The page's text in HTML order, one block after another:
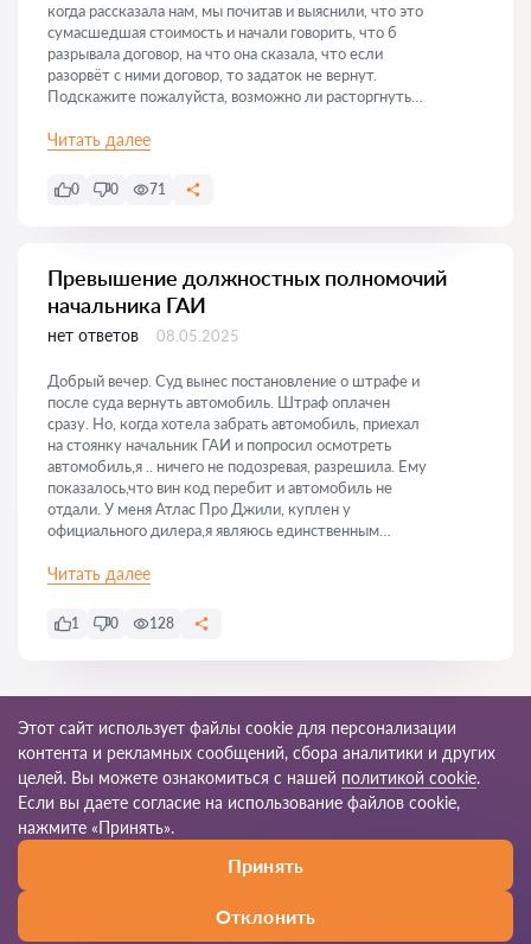
когда рассказала нам, мы почитав и выяснили, что это
сумасшедшая стоимость и начали говорить, что б
разрывала договор, на что она сказала, что если
разорвёт с ними договор, то задаток не вернут.
Подскажите пожалуйста, возможно ли расторгнуть
Читать далее
0 0 71
Превышение должностных полномочий
начальника ГАИ
нет ответов 08.05.2025
Добрый вечер. Суд вынес постановление о штрафе и
после суда вернуть автомобиль. Штраф оплачен
сразу. Но, когда хотела забрать автомобиль, приехал
на стоянку начальник ГАИ и попросил осмотреть
автомобиль,я .. ничего не подозревая, разрешила. Ему
показалось,что вин код перебит и автомобиль не
отдали. У меня Атлас Про Джили, куплен у
официального дилера,я являюсь единственным
начальником и я считаю,что это превышение
нет ни машины,ни документов,ни ключей,ни
протоколов осмотра,сказали, что мне позвонят,
ждите. Правомочны ли действия органов милиции?
Читать далее
1 0 128
Карта сайта
Этот сайт использует файлы cookie для персонализации
контента и рекламных сообщений, сбора аналитики и других
целей. Вы можете ознакомиться с нашей политикой cookie.
Если вы даете согласие на использование файлов cookie,
нажмите «Принять».
Принять
Отклонить